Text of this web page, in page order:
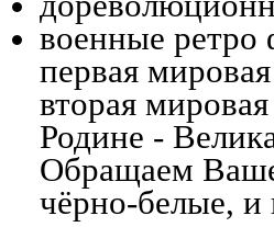
военные ретро
первая
вторая
Родине -
Обращаем
чёрно-белые, и